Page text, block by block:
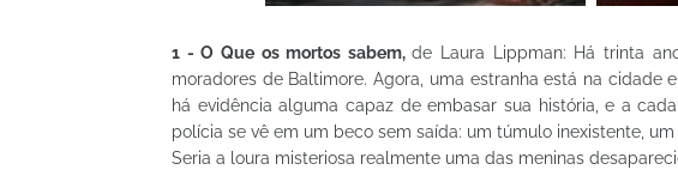
1 - O Que os mortos sabem,de Laura Lippman: Há trinta
moradores de Baltimore. Agora, uma estranha está na cidade
há evidência alguma capaz de embasar sua história, e a
polícia se vê em um beco sem saída: um túmulo inexistente,
Seria a loura misteriosa realmente uma das meninas